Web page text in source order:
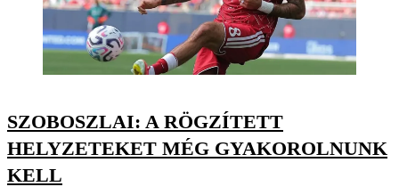
SZOBOSZLAI: A RÖGZÍTETT
HELYZETEKET MÉG GYAKOROLNUNK
KELL